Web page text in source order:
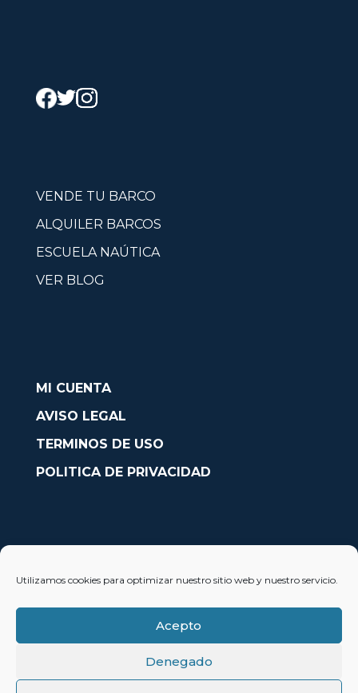
Utilizamos cookies para optimizar nuestro sitio web y nuestro servicio.
Acepto
Denegado
VENDE TU BARCO
ALQUILER BARCOS
ESCUELA NAÚTICA
VER BLOG
MI CUENTA
AVISO LEGAL
TERMINOS DE USO
POLITICA DE PRIVACIDAD
Avda. País Valencià nº54, Oficina 23, Alcoy (Alicante)